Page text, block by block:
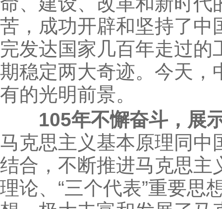
苦，成功开辟和坚持了中
完发达国家几百年走过
期稳定两大奇迹。今天，
有的光明前景。
105年不懈奋斗，展
马克思主义基本原理同中
结合，不断推进马克思主
理论、“三个代表”重要思